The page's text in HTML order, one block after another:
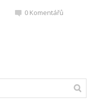
0 Komentářů